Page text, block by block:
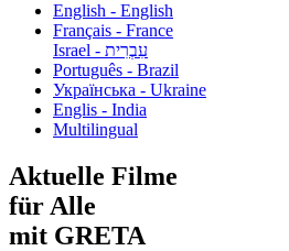
English - English
Français - France
עִבְרִית - Israel
Português - Brazil
Українська - Ukraine
Englis - India
Multilingual
Aktuelle Filme
für Alle
mit GRETA